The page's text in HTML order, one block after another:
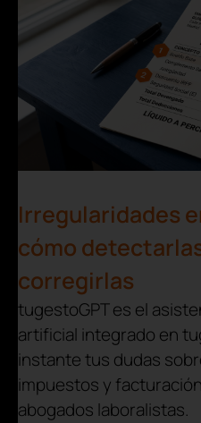
Irregularidades
cómo
corregirlas
tugestoGPT es el
artificial integrado en
instante tus dudas
impuestos y
abogados laboralistas.